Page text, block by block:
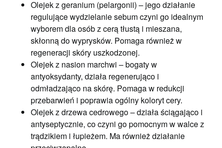
Olejek z geranium (pelargonii) – jego działanie
regulujące wydzielanie sebum czyni go idealnym
wyborem dla osób z cerą tłustą i mieszana,
skłonną do wyprysków. Pomaga również w
regeneracji skóry uszkodzonej.
Olejek z nasion marchwi – bogaty w
antyoksydanty, działa regenerująco i
odmładzająco na skórę. Pomaga w redukcji
przebarwień i poprawia ogólny koloryt cery.
Olejek z drzewa cedrowego – działa ściągająco i
antyseptycznie, co czyni go pomocnym w walce z
trądzikiem i łupieżem. Ma również działanie